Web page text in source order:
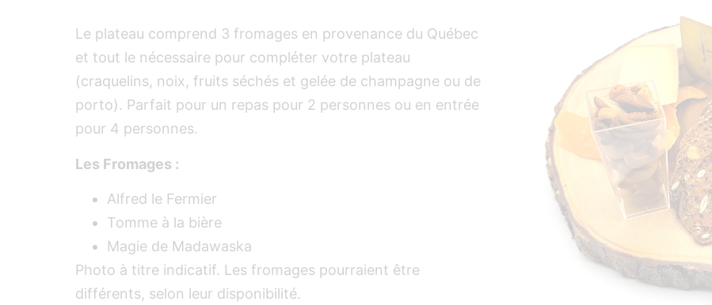
Le plateau comprend 3 fromages en provenance du Québec
et tout le nécessaire pour compléter votre plateau
(craquelins, noix, fruits séchés et gelée de champagne ou de
porto). Parfait pour un repas pour 2 personnes ou en entrée
pour 4 personnes.
Les Fromages :
Alfred le Fermier
Tomme à la bière
Magie de Madawaska
Photo à titre indicatif. Les fromages pourraient être
différents, selon leur disponibilité.